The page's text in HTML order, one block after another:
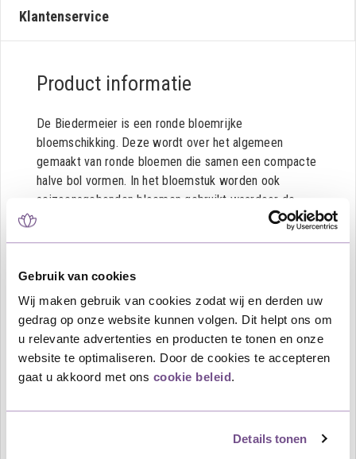
Gebruik van cookies
Wij maken gebruik van cookies zodat wij en derden uw
gedrag op onze website kunnen volgen. Dit helpt ons om
u relevante advertenties en producten te tonen en onze
website te optimaliseren. Door de cookies te accepteren
gaat u akkoord met ons cookie beleid.
Details tonen
Klantenservice
Product informatie
De Biedermeier is een ronde bloemrijke
bloemschikking. Deze wordt over het algemeen
gemaakt van ronde bloemen die samen een compacte
halve bol vormen. In het bloemstuk worden ook
seizoensgebonden bloemen gebruikt waardoor de
Biedermeier iets kan afwijken van de afbeelding. Het
voor naast de kist.
Dit betreft een rouwbiedermeier met witte Rozen en
witte Alstoemeria's opgemaakt met Salalblad inhoud.
Aan het boeket kan een rouwkaart of rouwlint worden
bevestigd met een laatste boodschap of groet. Deze
Het boeket kan op elk gewenst adres in Nederland